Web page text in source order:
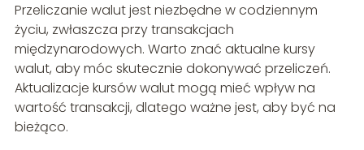
Przeliczanie walut jest niezbędne w codziennym
życiu, zwłaszcza przy transakcjach
międzynarodowych. Warto znać aktualne kursy
walut, aby móc skutecznie dokonywać przeliczeń.
Aktualizacje kursów walut mogą mieć wpływ na
wartość transakcji, dlatego ważne jest, aby być na
bieżąco.